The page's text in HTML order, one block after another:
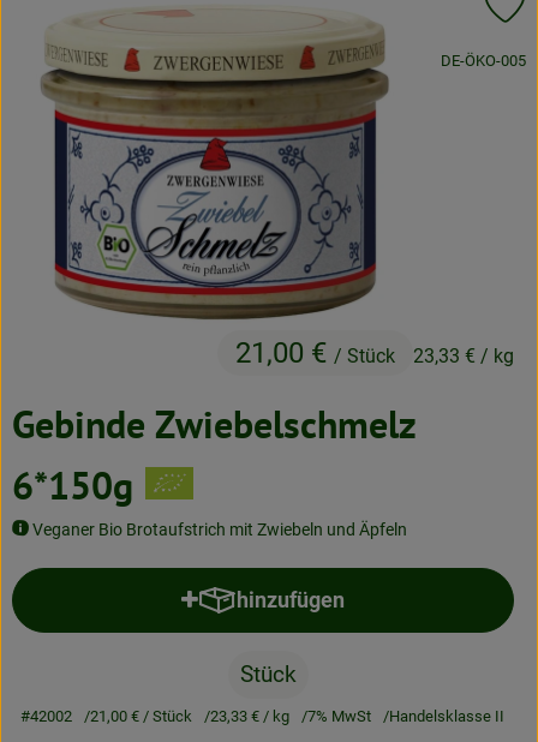
Ökokisten
Saisonthemen
Neues & Angebote
Obst & Gemüse
Frisches
Speisekammer
So gehts
Über uns
Bio-Kochboxen
Gebinde Zwiebelschmelz
6*150g
Veganer Bio Brotaufstrich mit Zwiebeln und Äpfeln
21,00 € / Stück 23,33 € / kg
, Kontrollstelle:
DE-ÖKO-005
hinzufügen
Produkt zum Warenkorb
Stück
#42002 21,00 € / Stück 23,33 € / kg 7% MwSt Handelsklasse II